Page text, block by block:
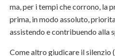
ma, per i tempi che corrono, la
prima, in modo assoluto,
assistendo e contribuendo alla
Come altro giudicare il silenzio